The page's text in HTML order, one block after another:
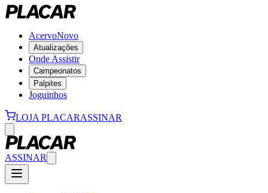
AcervoNovo
Atualizações
Onde Assistir
Campeonatos
Palpites
Joguinhos
LOJA PLACARASSINAR
ASSINAR